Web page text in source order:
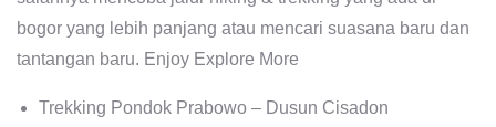
bogor yang lebih panjang atau mencari suasana baru dan
tantangan baru. Enjoy Explore More
Trekking Pondok Prabowo – Dusun Cisadon